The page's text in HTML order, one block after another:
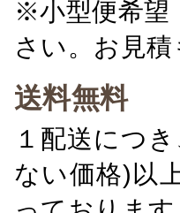
※小型便希望
さい。お見
送料無料
１配送につ
ない価格)以